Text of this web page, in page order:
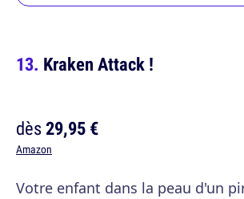
Kraken Attack !
dès29,95 €
Amazon
Votre enfant dans la peau d'un